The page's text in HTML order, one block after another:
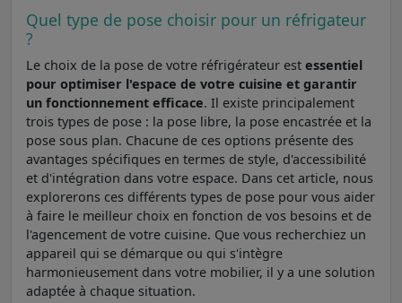
Quel type de pose choisir pour un réfrigateur
?
Le choix de la pose de votre réfrigérateur est essentiel
pour optimiser l'espace de votre cuisine et garantir
un fonctionnement efficace. Il existe principalement
trois types de pose : la pose libre, la pose encastrée et la
pose sous plan. Chacune de ces options présente des
avantages spécifiques en termes de style, d'accessibilité
et d'intégration dans votre espace. Dans cet article, nous
explorerons ces différents types de pose pour vous aider
à faire le meilleur choix en fonction de vos besoins et de
l'agencement de votre cuisine. Que vous recherchiez un
appareil qui se démarque ou qui s'intègre
harmonieusement dans votre mobilier, il y a une solution
adaptée à chaque situation.